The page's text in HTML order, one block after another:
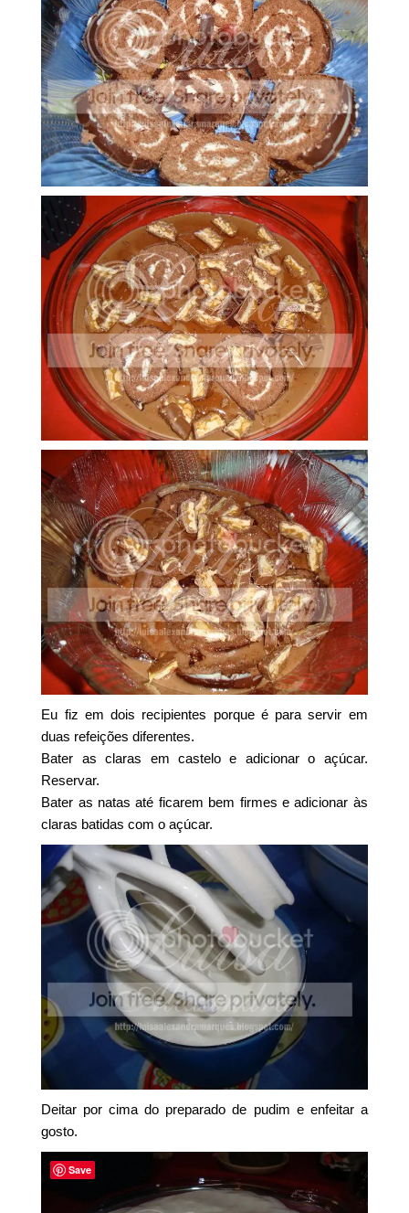
Eu fiz em dois recipientes porque é para servir em
duas refeições diferentes.
Bater as claras em castelo e adicionar o açúcar.
Reservar.
Bater as natas até ficarem bem firmes e adicionar às
claras batidas com o açúcar.
Deitar por cima do preparado de pudim e enfeitar a
gosto.
Save